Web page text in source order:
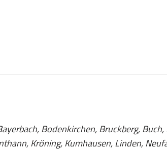
Bodenkirchen, Bruckberg,
Kröning, Kumhausen, Linden,